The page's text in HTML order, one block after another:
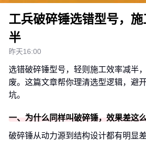
工兵破碎锤选错型号，
半
昨天16:00
选错破碎锤型号，轻则施工效率减半
废。这篇文章帮你理清选型逻辑，避
坑。
一、为什么同样叫破碎锤，效果差这么
破碎锤从动力源到结构设计都有明显